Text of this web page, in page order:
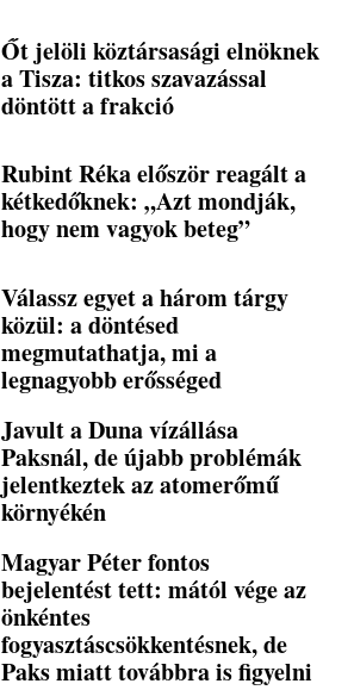
Őt jelöli köztársasági elnöknek
a Tisza: titkos szavazással
döntött a frakció
Rubint Réka először reagált a
kétkedőknek: „Azt mondják,
hogy nem vagyok beteg”
Válassz egyet a három tárgy
közül: a döntésed
megmutathatja, mi a
legnagyobb erősséged
Javult a Duna vízállása
Paksnál, de újabb problémák
jelentkeztek az atomerőmű
környékén
Magyar Péter fontos
bejelentést tett: mától vége az
önkéntes
fogyasztáscsökkentésnek, de
Paks miatt továbbra is figyelni